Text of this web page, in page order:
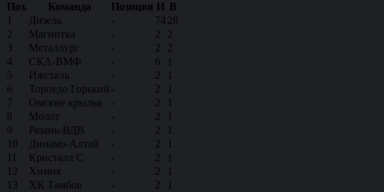
Поз.
Команда Позиция И В
1
Дизель - 7428
2
Магнитка - 2
2
3
Металлург - 2
2
4
СКА-ВМФ - 6
1
5
Ижсталь - 2
1
6
Торпедо Горький - 2
1
7
Омские крылья - 2
1
8
Молот - 2
1
9
Рязань-ВДВ - 2
1
10
Динамо-Алтай - 2
1
11
Кристалл С - 2
1
12
Химик - 2
1
13
ХК Тамбов - 2
1